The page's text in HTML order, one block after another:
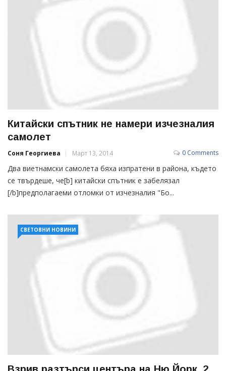
Китайски спътник не намери изчезналия
самолет
Соня Георгиева Март 13, 2014 0 Comments
Два виетнамски самолета бяха изпратени в района, където
се твърдеше, че[b] китайски спътник е забелязал
[/b]предполагаеми отломки от изчезналия "Бо...
СВЕТОВНИ НОВИНИ